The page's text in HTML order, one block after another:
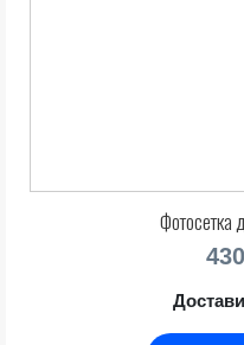
Фотосетка